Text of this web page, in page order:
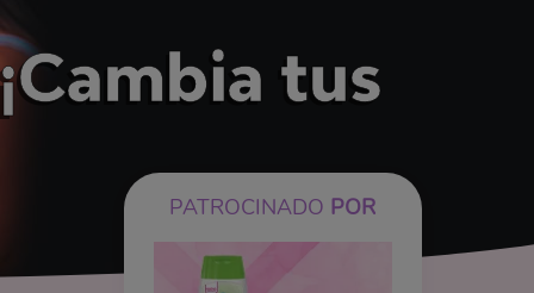
tus
PATROCINADO POR